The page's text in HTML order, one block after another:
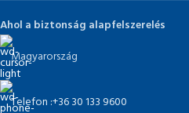
Ahol a biztonság alapfelszerelés
Magyarország
Telefon :+36 30 133 9600